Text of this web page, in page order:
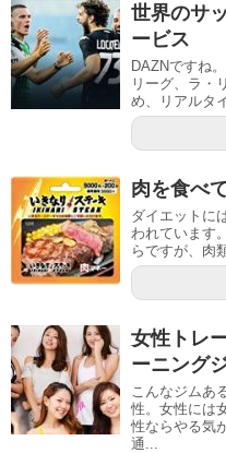
世界のサ
ービス
DAZNですね
リーグ、ラ・
め、リアルタ
肉を食べ
ダイエットに
われています
らですが、肉
女性トレ
ーニング
こんなジムあ
性。女性には
性ならやる気
通...